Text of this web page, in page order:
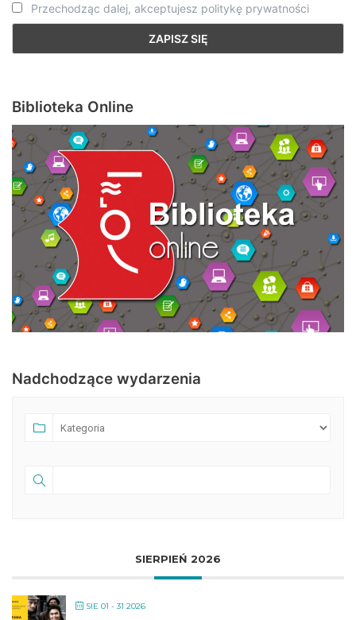
Przechodząc dalej, akceptujesz politykę prywatności
Biblioteka Online
Nadchodzące wydarzenia
SIERPIEŃ 2026
SIE 01 - 31 2026